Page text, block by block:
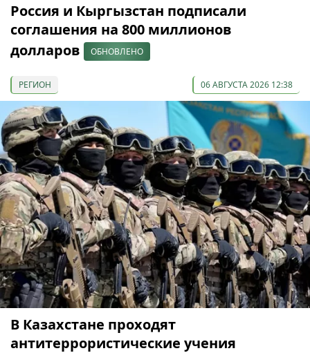
Россия и Кыргызстан подписали
соглашения на 800 миллионов
долларов
ОБНОВЛЕНО
РЕГИОН 06 АВГУСТА 2026 12:38
В Казахстане проходят
антитеррористические учения